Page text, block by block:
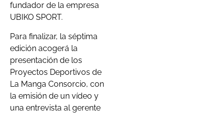
fundador de la empresa
UBIKO SPORT.
Para finalizar, la séptima
edición acogerá la
presentación de los
Proyectos Deportivos de
La Manga Consorcio, con
la emisión de un vídeo y
una entrevista al gerente